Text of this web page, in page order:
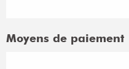
Moyens de paiement